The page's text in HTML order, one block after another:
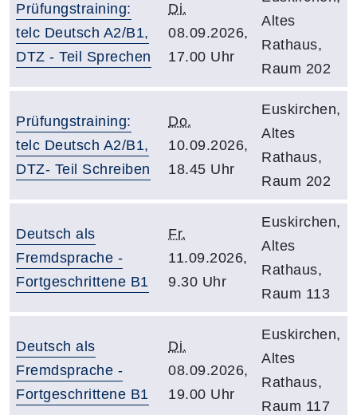
Prüfungstraining:
telc Deutsch A2/B1,
DTZ - Teil Sprechen
Di.
08.09.2026,
17.00 Uhr
Altes
Rathaus,
Raum 202
Prüfungstraining:
telc Deutsch A2/B1,
DTZ- Teil Schreiben
Do.
10.09.2026,
18.45 Uhr
Euskirchen,
Altes
Rathaus,
Raum 202
Deutsch als
Fremdsprache -
Fortgeschrittene B1
Fr.
11.09.2026,
9.30 Uhr
Euskirchen,
Altes
Rathaus,
Raum 113
Deutsch als
Fremdsprache -
Fortgeschrittene B1
Di.
08.09.2026,
19.00 Uhr
Euskirchen,
Altes
Rathaus,
Raum 117